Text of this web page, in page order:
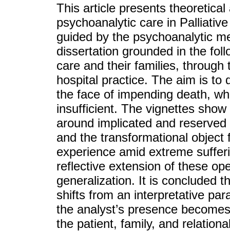
This article presents
psychoanalytic care in
guided by the psychoanalytic
dissertation grounded in the
care and their families,
hospital practice. The aim is to
the face of impending death,
insufficient. The vignettes
around implicated and
and the transformational
experience amid extreme
reflective extension of these
generalization. It is concluded
shifts from an interpretative
the analyst’s presence
the patient, family, and